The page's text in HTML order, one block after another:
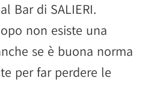
Bar di SALIERI.
non esiste una
se è buona norma
per far perdere le